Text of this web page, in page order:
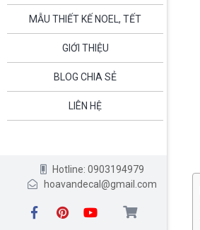
MẪU THIẾT KẾ NOEL, TẾT
GIỚI THIỆU
BLOG CHIA SẺ
LIÊN HỆ
Hotline: 0903194979
hoavandecal@gmail.com